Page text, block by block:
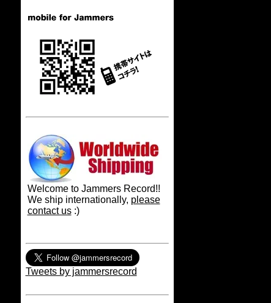
Welcome to Jammers Record!!
We ship internationally, please
contact us:)
Tweets by jammersrecord